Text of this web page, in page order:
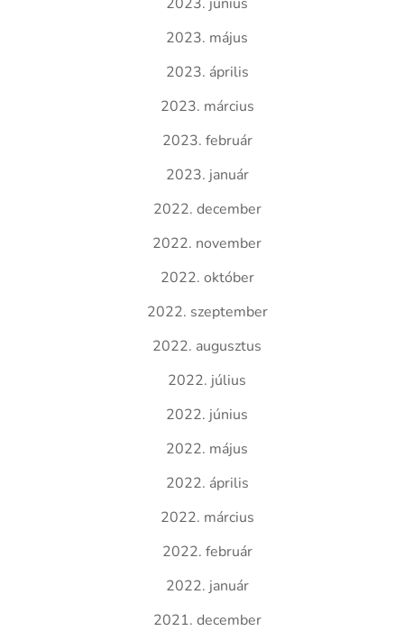
2023. május
2023. április
2023. március
2023. február
2023. január
2022. december
2022. november
2022. október
2022. szeptember
2022. augusztus
2022. július
2022. június
2022. május
2022. április
2022. március
2022. február
2022. január
2021. december